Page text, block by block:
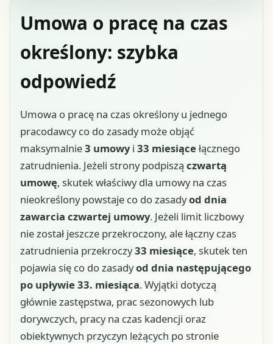
Umowa o pracę na czas
określony: szybka
odpowiedź
Umowa o pracę na czas określony u jednego
pracodawcy co do zasady może objąć
maksymalnie3 umowyi 33 miesiące łącznego
zatrudnienia. Jeżeli strony podpiszą czwartą
umowę, skutek właściwy dla umowy na czas
nieokreślony powstaje co do zasadyod dnia
zawarcia czwartej umowy. Jeżeli limit liczbowy
nie został jeszcze przekroczony, ale łączny czas
zatrudnienia przekroczy33 miesiące, skutek ten
pojawia się co do zasadyod dnia następującego
po upływie 33. miesiąca. Wyjątki dotyczą
głównie zastępstwa, prac sezonowych lub
dorywczych, pracy na czas kadencji oraz
obiektywnych przyczyn leżących po stronie